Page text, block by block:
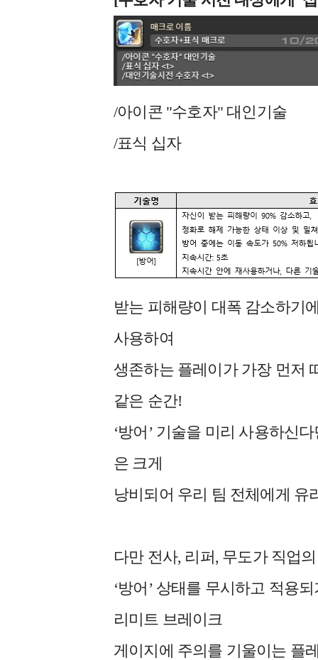
/아이콘 "수호자" 대인기술
/표식 십자
받는 피해량이 대폭 감소하기
사용하여
생존하는 플레이가 가장 먼저
같은 순간!
‘방어’ 기술을 미리 사용하신
은 크게
낭비되어 우리 팀 전체에게 유
다만 전사, 리퍼, 무도가 직업
‘방어’ 상태를 무시하고 적용
리미트 브레이크
게이지에 주의를 기울이는 플